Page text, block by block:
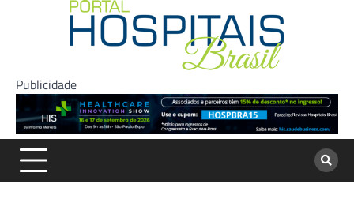
Publicidade